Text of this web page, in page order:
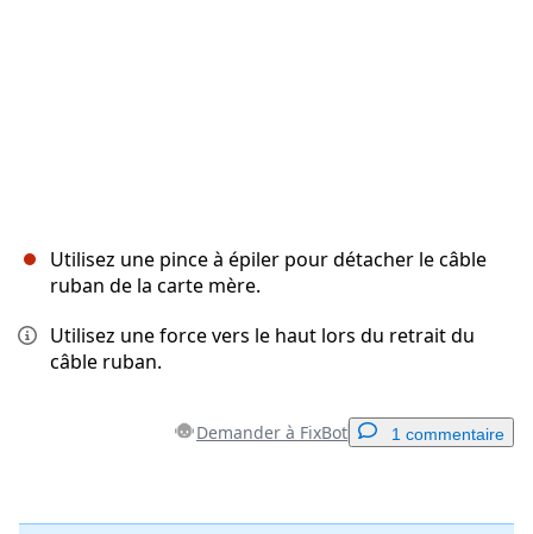
Utilisez une pince à épiler pour détacher le câble
ruban de la carte mère.
Utilisez une force vers le haut lors du retrait du
câble ruban.
Demander à FixBot 1 commentaire